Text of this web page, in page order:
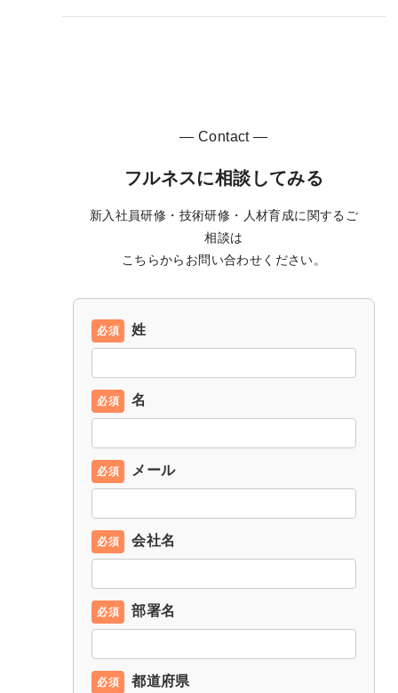
— Contact —
フルネスに相談してみる
新入社員研修・技術研修・人材育成に関するご
相談は
こちらからお問い合わせください。
姓
名
メール
会社名
部署名
都道府県